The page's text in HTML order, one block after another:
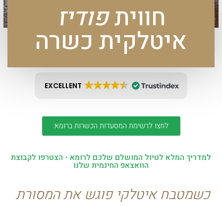
חוויתפודיז
איטלקית כשרה
EXCELLENT
לחצו לרשימת המסעדות הכשרות ברומא
למדריך המלא לטיול המושלם שלכם לרומא - הצטרפו לקבוצת
הוואצאפ החינמית שלנו
כשמטבח איטלקי פוגש את המסורת